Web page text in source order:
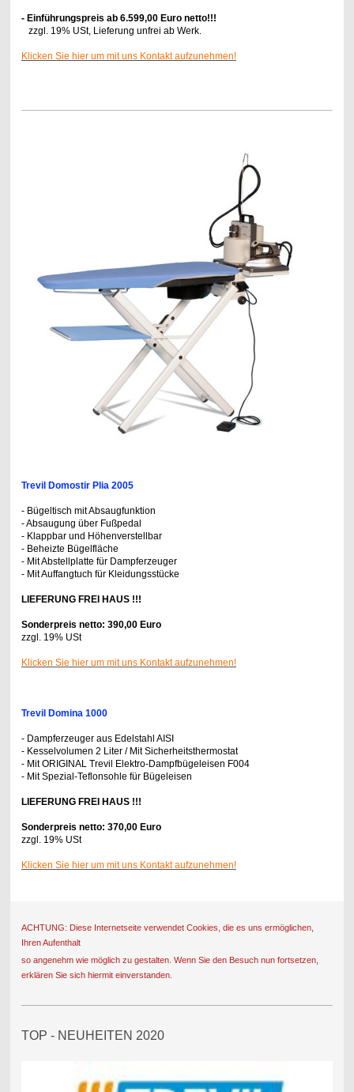
- Einführungspreis ab 6.599,00 Euro netto!!!
zzgl. 19% USt, Lieferung unfrei ab Werk.
Klicken Sie hier um mit uns Kontakt aufzunehmen!
Trevil Domostir Plia 2005
- Bügeltisch mit Absaugfunktion
- Absaugung über Fußpedal
- Klappbar und Höhenverstellbar
- Beheizte Bügelfläche
- Mit Abstellplatte für Dampferzeuger
- Mit Auffangtuch für Kleidungsstücke
LIEFERUNG FREI HAUS !!!
Sonderpreis netto: 390,00 Euro
zzgl. 19% USt
Klicken Sie hier um mit uns Kontakt aufzunehmen!
Trevil Domina 1000
- Dampferzeuger aus Edelstahl AISI
- Kesselvolumen 2 Liter / Mit Sicherheitsthermostat
- Mit ORIGINAL Trevil Elektro-Dampfbügeleisen F004
- Mit Spezial-Teflonsohle für Bügeleisen
LIEFERUNG FREI HAUS !!!
Sonderpreis netto: 370,00 Euro
zzgl. 19% USt
Klicken Sie hier um mit uns Kontakt aufzunehmen!
ACHTUNG: Diese Internetseite verwendet Cookies, die es uns ermöglichen,
Ihren Aufenthalt
so angenehm wie möglich zu gestalten. Wenn Sie den Besuch nun fortsetzen,
erklären Sie sich hiermit einverstanden.
TOP - NEUHEITEN 2020